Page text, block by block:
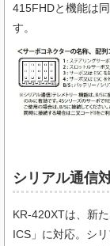
415FHDと機能は
す。
シリアル通信
KR-420XTは、新
ICS」に対応。シ